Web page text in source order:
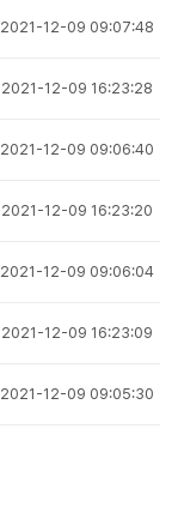
2021-12-09 09:07:48
2021-12-09 16:23:28
2021-12-09 09:06:40
2021-12-09 16:23:20
2021-12-09 09:06:04
2021-12-09 16:23:09
2021-12-09 09:05:30